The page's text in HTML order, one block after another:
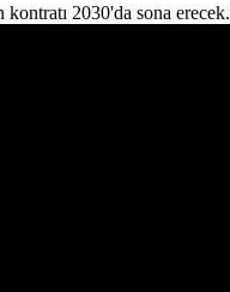
2030'da sona erecek.